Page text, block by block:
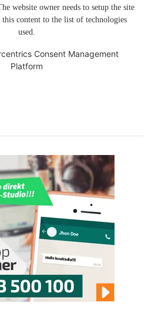
website owner needs to setup the site
content to the list of technologies
used.
Consent Management
Platform